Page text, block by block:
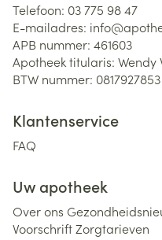
Telefoon: 03 775 98 47
E-mailadres: info@
APB nummer: 461603
Apotheek titularis: Wendy
BTW nummer: 0817927853
Klantenservice
FAQ
Uw apotheek
Over ons
VoorschriftZorgtarieven